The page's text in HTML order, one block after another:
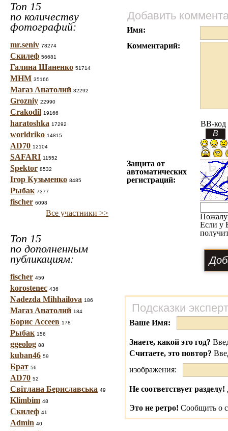
Топ 15
по количеству
фотографий:
mr.seniv 78274
Скилеф 56681
Галина Шаненко 51714
МНМ 35166
Магаз Анатолий 32292
Grozniy 22990
Crakodil 19166
haratoshka 17292
worldriko 14815
AD70 12104
SAFARI 11552
Spektor 8532
Ігор Кузьменко 8485
Рыбак 7377
fischer 6098
Все участники >>
Топ 15
по дополненным
публикациям:
fischer 459
korostenec 436
Nadezda Mihhailova 186
Магаз Анатолий 184
Борис Ассеев 178
Рыбак 156
ggeolog 88
kuban46 59
Брат 56
AD70 52
Світлана Бериславська 49
Klimbim 48
Скилеф 41
Admin 40
Добавить
Имя:
Комментарий:
BB-код
Защита от
автоматических
регистраций:
Если у
Подсказки
Ваше Имя:
Знаете, какой это год?
Считаете, это повтор?
изображения:
Не соответствует разделу!
Это не ретро! Сообщить о